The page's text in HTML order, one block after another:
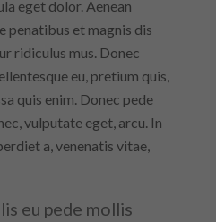
eget dolor. Aenean
penatibus et magnis dis
ridiculus mus. Donec
eu, pretium quis,
quis enim. Donec pede
vulputate eget, arcu. In
a, venenatis vitae,
eu pede mollis